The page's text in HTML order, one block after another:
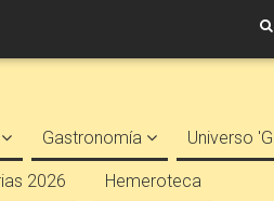
Gastronomía Universo
2026 Hemeroteca